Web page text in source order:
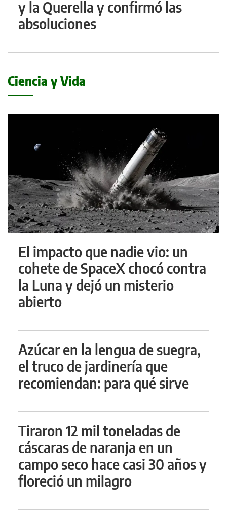
y la Querella y confirmó las
absoluciones
Ciencia y Vida
El impacto que nadie vio: un
cohete de SpaceX chocó contra
la Luna y dejó un misterio
abierto
Azúcar en la lengua de suegra,
el truco de jardinería que
recomiendan: para qué sirve
Tiraron 12 mil toneladas de
cáscaras de naranja en un
campo seco hace casi 30 años y
floreció un milagro